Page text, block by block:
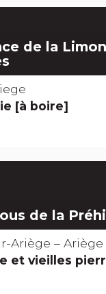
de la
[à boire]
de la
Ariège – Ariège
et vieilles